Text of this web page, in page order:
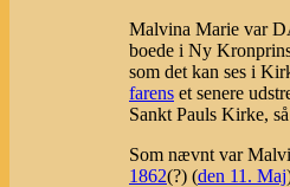
Malvina Marie var
boede i Ny
som det kan ses i
farens et senere
Sankt Pauls Kirke,
Som nævnt var
1862(?) (den 11. Maj